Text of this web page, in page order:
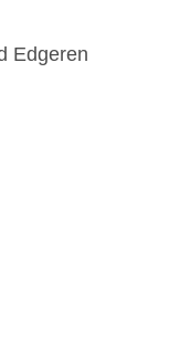
Edgeren